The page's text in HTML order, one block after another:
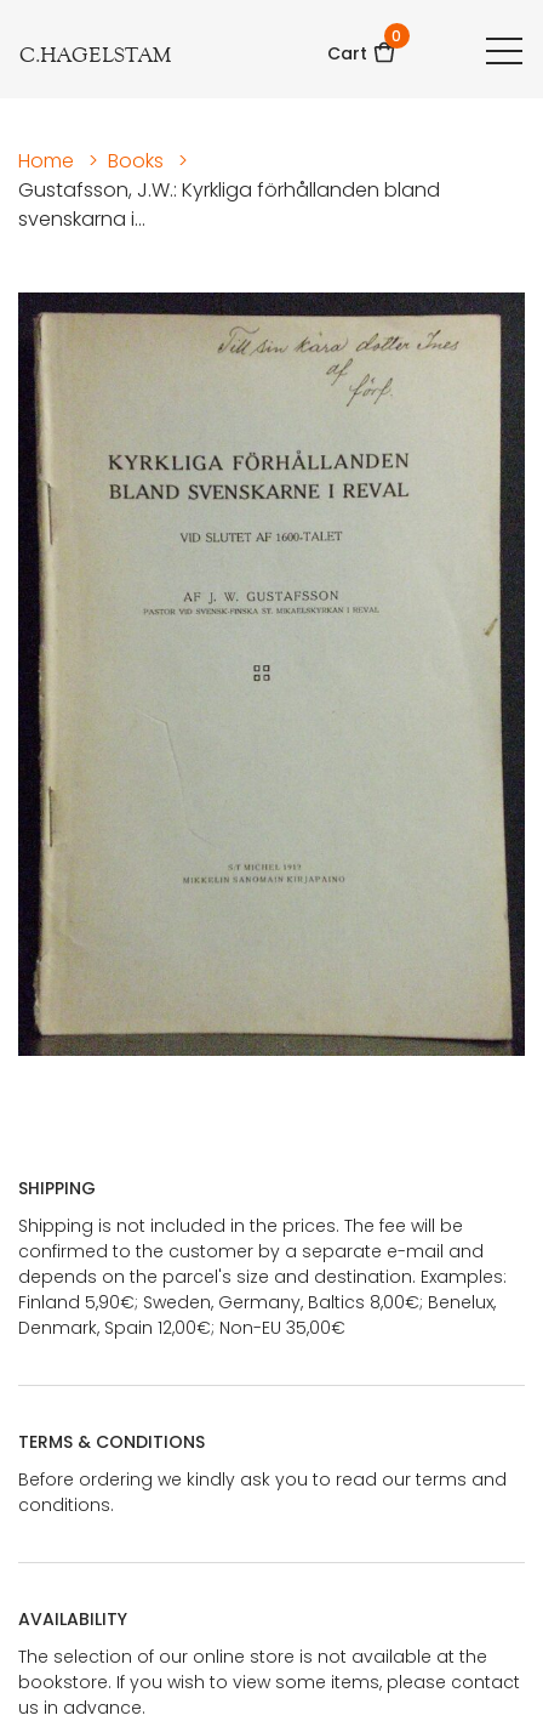
C.HAGELSTAM Cart
0
Home > Books
>
Gustafsson, J.W.: Kyrkliga förhållanden bland
svenskarna i...
SHIPPING
Shipping is not included in the prices. The fee will be
confirmed to the customer by a separate e-mail and
depends on the parcel's size and destination. Examples:
Finland 5,90€; Sweden, Germany, Baltics 8,00€; Benelux,
Denmark, Spain 12,00€; Non-EU 35,00€
TERMS & CONDITIONS
Before ordering we kindly ask you to read our terms and
conditions.
AVAILABILITY
The selection of our online store is not available at the
bookstore. If you wish to view some items, please contact
us in advance.